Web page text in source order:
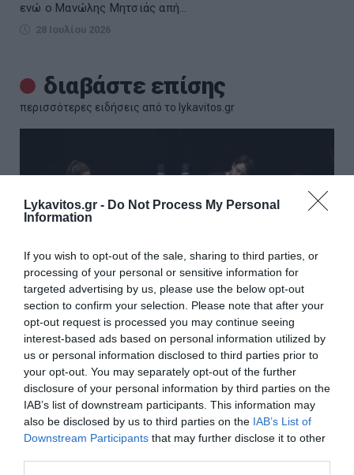
Lykavitos.gr - Do Not Process My Personal
Information
If you wish to opt-out of the sale, sharing to third parties, or
processing of your personal or sensitive information for
targeted advertising by us, please use the below opt-out
section to confirm your selection. Please note that after your
opt-out request is processed you may continue seeing
interest-based ads based on personal information utilized by
us or personal information disclosed to third parties prior to
your opt-out. You may separately opt-out of the further
disclosure of your personal information by third parties on the
IAB’s list of downstream participants. This information may
also be disclosed by us to third parties on the IAB’s List of
Downstream Participants that may further disclose it to other
ενώ ο Μανώλης Μητσιάς απή...
28 Ιουλίου 2026
διαβάστε επίσης
περισσότερες ειδήσεις από το lykavitos.gr
10ες Διεθνείς Μουσικές Ημέρες
Καλαμάτας από τις 24
Αυγούστου έως τις 6 Σεπτεμβρίου